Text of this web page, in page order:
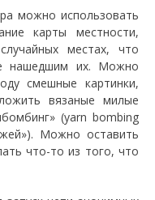
можно использовать
карты местности,
местах, что
нашедшим их. Можно
смешные картинки,
вязаные милые
(yarn bombing
Можно оставить
что-то из того, что